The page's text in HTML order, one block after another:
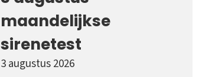
maandelijkse
sirenetest
3 augustus 2026